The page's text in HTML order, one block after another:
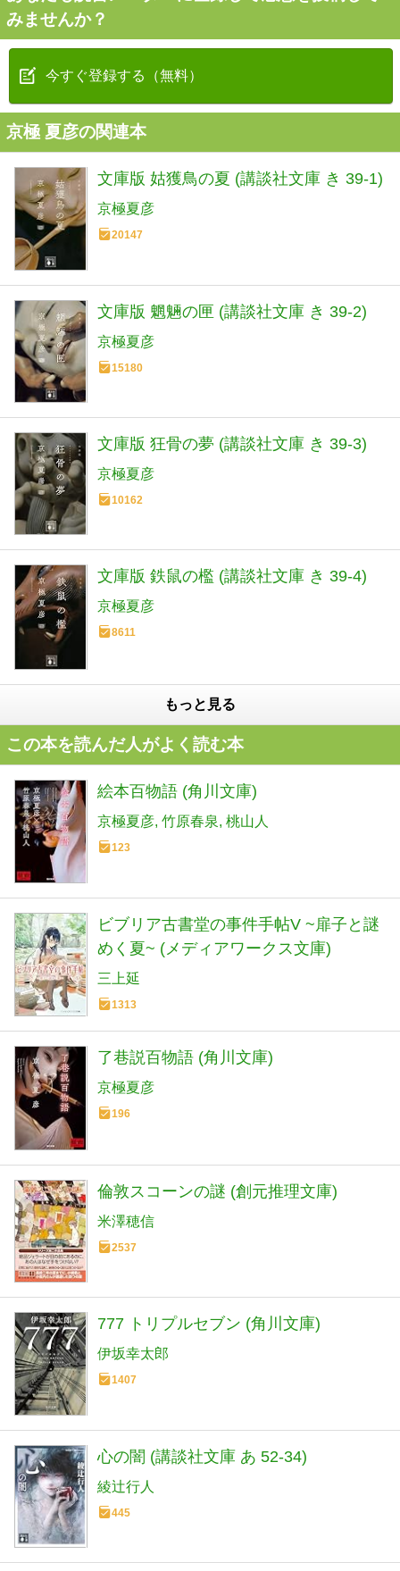
みませんか？
今すぐ登録する（無料）
京極 夏彦の関連本
文庫版 姑獲鳥の夏 (講談社文庫 き 39-1)
京極夏彦
20147
文庫版 魍魎の匣 (講談社文庫 き 39-2)
京極夏彦
15180
文庫版 狂骨の夢 (講談社文庫 き 39-3)
京極夏彦
10162
文庫版 鉄鼠の檻 (講談社文庫 き 39-4)
京極夏彦
8611
もっと見る
この本を読んだ人がよく読む本
絵本百物語 (角川文庫)
京極夏彦 竹原春泉 桃山人
123
ビブリア古書堂の事件手帖V ~扉子と謎
めく夏~ (メディアワークス文庫)
三上延
1313
了巷説百物語 (角川文庫)
京極夏彦
196
倫敦スコーンの謎 (創元推理文庫)
米澤穂信
2537
777 トリプルセブン (角川文庫)
伊坂幸太郎
1407
心の闇 (講談社文庫 あ 52-34)
綾辻行人
445